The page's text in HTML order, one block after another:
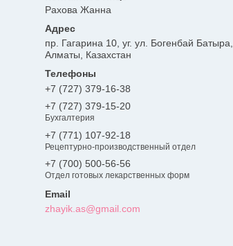
Рахова Жанна
пр. Гагарина 10, уг. ул. Богенбай Батыра,
Алматы, Казахстан
+7 (727) 379-16-38
+7 (727) 379-15-20
Бухгалтерия
+7 (771) 107-92-18
Рецептурно-производственный отдел
+7 (700) 500-56-56
Отдел готовых лекарственных форм
zhayik.as@gmail.com